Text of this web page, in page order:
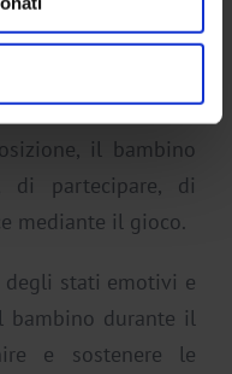
avvenendo dentro
mediata dal
il bambino
di partecipare, di
mediante il gioco.
degli stati emotivi e
bambino durante il
e sostenere le